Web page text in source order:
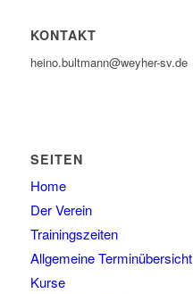
KONTAKT
heino.bultmann@weyher-sv.de
SEITEN
Home
Der Verein
Trainingszeiten
Allgemeine Terminübersicht
Kurse